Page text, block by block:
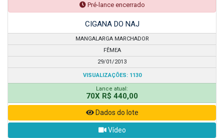
Pré-lance encerrado
CIGANA DO NAJ
MANGALARGA MARCHADOR
FÊMEA
29/01/2013
VISUALIZAÇÕES: 1130
Lance atual:
70X R$ 440,00
Dados do lote
Vídeo